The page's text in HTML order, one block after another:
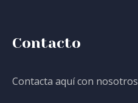
Contacto
Contacta aquí con nosotros